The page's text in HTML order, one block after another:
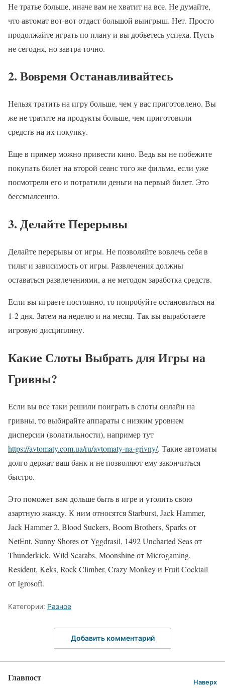
Не тратье больше, иначе вам не хватит на все. Не думайте,
что автомат вот-вот отдаст большой выигрыш. Нет. Просто
продолжайте играть по плану и вы добьетесь успеха. Пусть
не сегодня, но завтра точно.
2. Вовремя Останавливайтесь
Нельзя тратить на игру больше, чем у вас приготовлено. Вы
же не тратите на продукты больше, чем приготовили
средств на их покупку.
Еще в пример можно привести кино. Ведь вы не побежите
покупать билет на второй сеанс того же фильма, если уже
посмотрели его и потратили деньги на первый билет. Это
бессмылсенно.
3. Делайте Перерывы
Делайте перерывы от игры. Не позволяйте вовлечь себя в
тильт и зависимость от игры. Развлечения должны
оставаться развлечениями, а не методом заработка средств.
Если вы играете постоянно, то попробуйте остановиться на
1-2 дня. Затем на неделю и на месяц. Так вы выработаете
игровую дисциплину.
Какие Слоты Выбрать для Игры на
Гривны?
Если вы все таки решили поиграть в слоты онлайн на
гривны, то выбирайте аппараты с низким уровнем
дисперсии (волатильности), например тут
https://avtomaty.com.ua/ru/avtomaty-na-grivny/. Такие автоматы
долго держат ваш банк и не позволяют ему закончиться
быстро.
Это поможет вам дольше быть в игре и утолить свою
азартную жажду. К ним относятся Starburst, Jack Hammer,
Jack Hammer 2, Blood Suckers, Boom Brothers, Sparks от
NetEnt, Sunny Shores от Yggdrasil, 1492 Uncharted Seas от
Thunderkick, Wild Scarabs, Moonshine от Microgaming,
Resident, Keks, Rock Climber, Crazy Monkey и Fruit Cocktail
от Igrosoft.
Категории: Разное
Добавить комментарий
Главпост Наверх